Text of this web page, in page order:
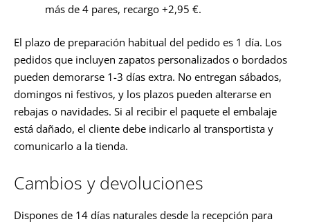
más de 4 pares, recargo +2,95 €.
El plazo de preparación habitual del pedido es 1 día. Los
pedidos que incluyen zapatos personalizados o bordados
pueden demorarse 1-3 días extra. No entregan sábados,
domingos ni festivos, y los plazos pueden alterarse en
rebajas o navidades. Si al recibir el paquete el embalaje
está dañado, el cliente debe indicarlo al transportista y
comunicarlo a la tienda.
Cambios y devoluciones
Dispones de 14 días naturales desde la recepción para